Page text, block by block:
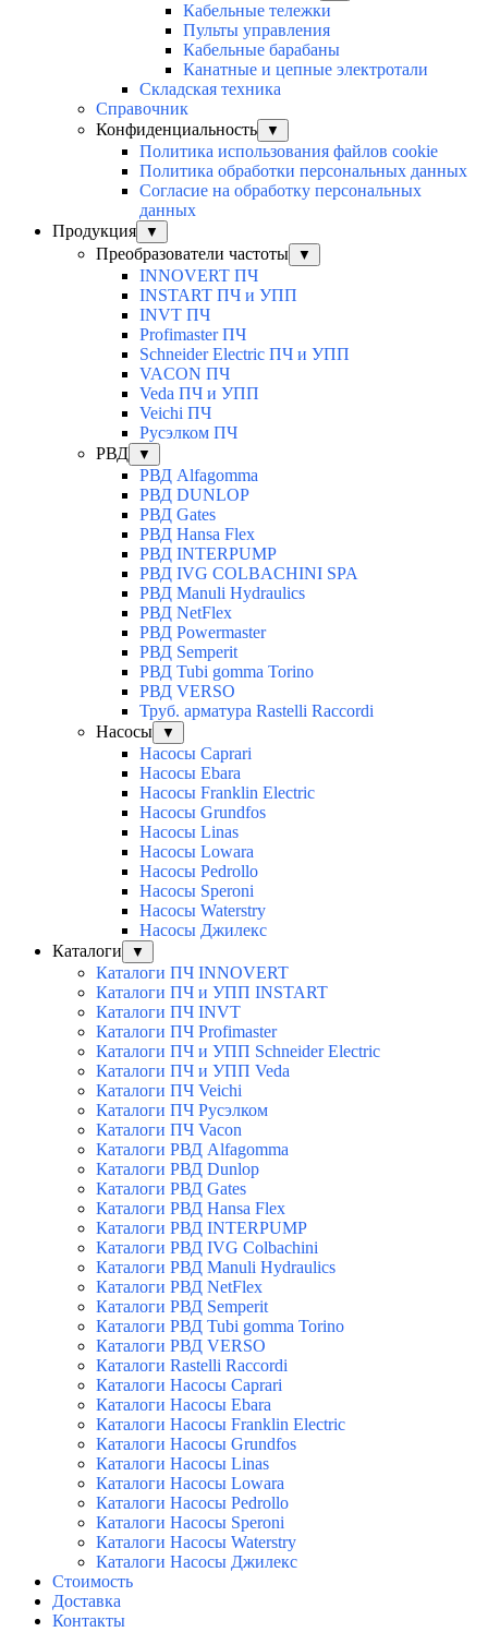
Кабельные тележки
Пульты управления
Кабельные барабаны
Канатные и цепные электротали
Складская техника
Справочник
Конфиденциальность
▼
Политика использования файлов cookie
Политика обработки персональных данных
Согласие на обработку персональных
данных
Продукция
▼
Преобразователи частоты ▼
INNOVERT ПЧ
INSTART ПЧ и УПП
INVT ПЧ
Profimaster ПЧ
Schneider Electric ПЧ и УПП
VACON ПЧ
Veda ПЧ и УПП
Veichi ПЧ
Русэлком ПЧ
РВД
▼
РВД Alfagomma
РВД DUNLOP
РВД Gates
РВД Hansa Flex
РВД INTERPUMP
РВД IVG COLBACHINI SPA
РВД Manuli Hydraulics
РВД NetFlex
РВД Powermaster
РВД Semperit
РВД Tubi gomma Torino
РВД VERSO
Труб. арматура Rastelli Raccordi
Насосы
▼
Насосы Caprari
Насосы Ebara
Насосы Franklin Electric
Насосы Grundfos
Насосы Linas
Насосы Lowara
Насосы Pedrollo
Насосы Speroni
Насосы Waterstry
Насосы Джилекс
Каталоги
▼
Каталоги ПЧ INNOVERT
Каталоги ПЧ и УПП INSTART
Каталоги ПЧ INVT
Каталоги ПЧ Profimaster
Каталоги ПЧ и УПП Schneider Electric
Каталоги ПЧ и УПП Veda
Каталоги ПЧ Veichi
Каталоги ПЧ Русэлком
Каталоги ПЧ Vacon
Каталоги РВД Alfagomma
Каталоги РВД Dunlop
Каталоги РВД Gates
Каталоги РВД Hansa Flex
Каталоги РВД INTERPUMP
Каталоги РВД IVG Colbachini
Каталоги РВД Manuli Hydraulics
Каталоги РВД NetFlex
Каталоги РВД Semperit
Каталоги РВД Tubi gomma Torino
Каталоги РВД VERSO
Каталоги Rastelli Raccordi
Каталоги Насосы Caprari
Каталоги Насосы Ebara
Каталоги Насосы Franklin Electric
Каталоги Насосы Grundfos
Каталоги Насосы Linas
Каталоги Насосы Lowara
Каталоги Насосы Pedrollo
Каталоги Насосы Speroni
Каталоги Насосы Waterstry
Каталоги Насосы Джилекс
Стоимость
Доставка
Контакты